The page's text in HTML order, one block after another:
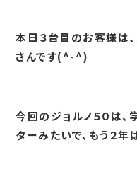
本日３台目のお客様は
さんです(^-^)
今回のジョルノ５０は
ターみたいで、もう２年